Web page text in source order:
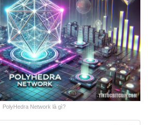
PolyHedra Network là gì?